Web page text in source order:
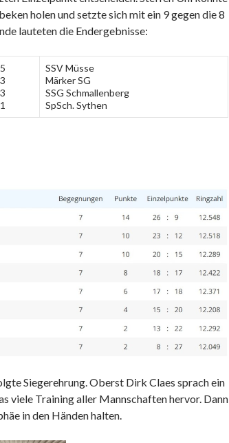
holen und setzte sich mit ein 9 gegen die 8
lauteten die Endergebnisse:
SSV Müsse
Märker SG
SSG Schmallenberg
SpSch. Sythen
Siegerehrung. Oberst Dirk Claes sprach ein
viele Training aller Mannschaften hervor. Dann
in den Händen halten.